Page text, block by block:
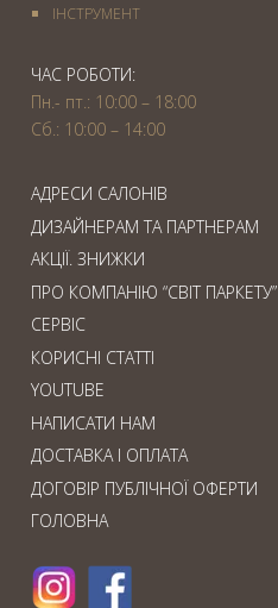
IНСТРУМЕНТ
ЧАС РОБОТИ:
Пн.- пт.: 10:00 – 18:00
Сб.: 10:00 – 14:00
АДРЕСИ САЛОНІВ
ДИЗАЙНЕРАМ ТА ПАРТНЕРАМ
АКЦІЇ. ЗНИЖКИ
ПРО КОМПАНІЮ “СВІТ ПАРКЕТУ”
СЕРВІС
КОРИСНІ СТАТТІ
YOUTUBE
НАПИСАТИ НАМ
ДОСТАВКА І ОПЛАТА
ДОГОВІР ПУБЛІЧНОЇ ОФЕРТИ
ГОЛОВНА